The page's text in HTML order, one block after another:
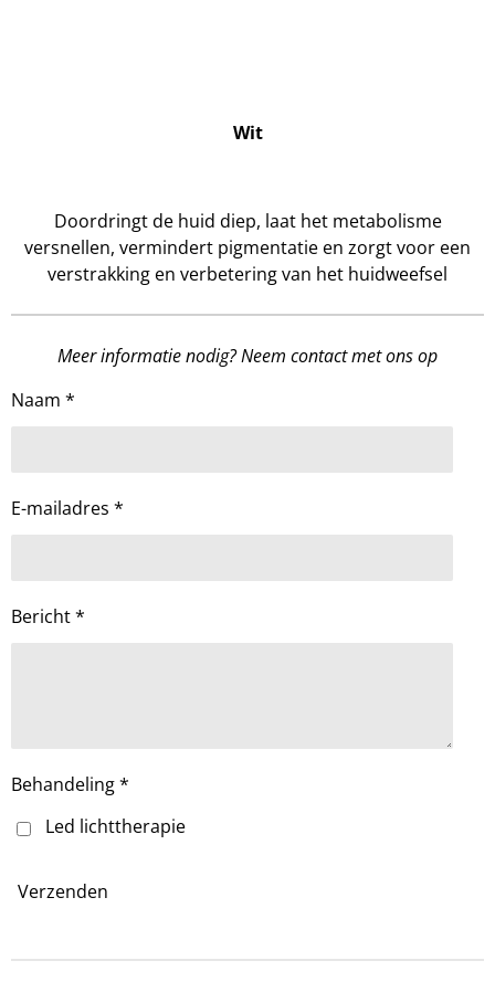
Wit
Doordringt de huid diep, laat het metabolisme
versnellen, vermindert pigmentatie en zorgt voor een
verstrakking en verbetering van het huidweefsel
Meer informatie nodig? Neem contact met ons op
Naam *
E-mailadres *
Bericht *
Behandeling *
Led lichttherapie
Verzenden